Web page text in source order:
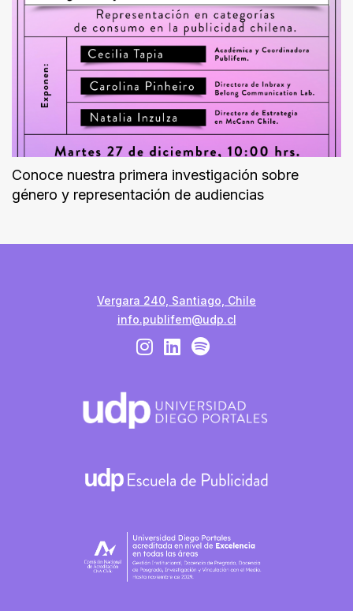
Conoce nuestra primera investigación sobre
género y representación de audiencias
Vergara 240, Santiago, Chile
info.publifem@udp.cl